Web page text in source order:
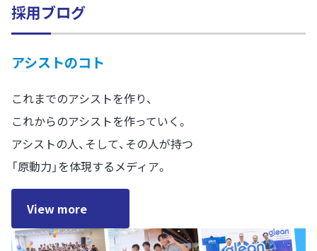
採用ブログ
アシストのコト
これまでのアシストを作り、
これからのアシストを作っていく。
アシストの人、そして、その人が持つ
「原動力」を体現するメディア。
View more